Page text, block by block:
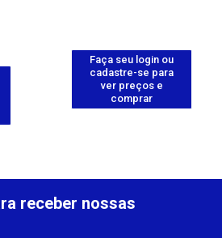
Faça seu login ou
cadastre-se para
ver preços e
comprar
receber nossas